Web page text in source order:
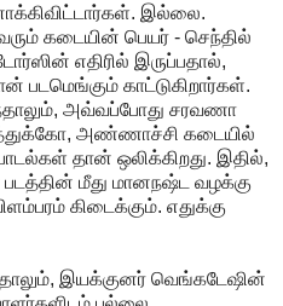
இல்லை.
வரும் கடையின் பெயர் - செந்தில்
எதிரில் இருப்பதால்,
காட்டுகிறார்கள்.
அவ்வப்போது சரவணா
அண்ணாச்சி கடையில்
தான் ஒலிக்கிறது. இதில்,
மீது மானநஷ்ட வழக்கு
கிடைக்கும். எதுக்கு
இயக்குனர் வெங்கடேஷின்